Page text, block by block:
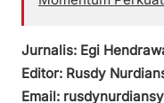
Jurnalis: Egi
Editor: Rusdy
Email: